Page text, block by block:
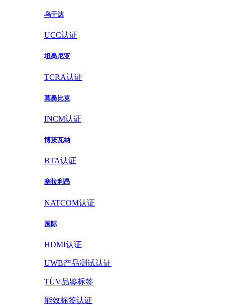
乌干达
UCC认证
坦桑尼亚
TCRA认证
莫桑比克
INCM认证
博茨瓦纳
BTA认证
塞拉利昂
NATCOM认证
国际
HDMI认证
UWB产品测试认证
TÜV品鉴标签
能效标签认证